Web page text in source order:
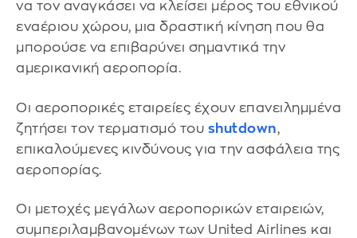
να τον αναγκάσει να κλείσει μέρος του εθνικού
εναέριου χώρου, μια δραστική κίνηση που θα
μπορούσε να επιβαρύνει σημαντικά την
αμερικανική αεροπορία.
Οι αεροπορικές εταιρείες έχουν επανειλημμένα
ζητήσει τον τερματισμό του shutdown,
επικαλούμενες κινδύνους για την ασφάλεια της
αεροπορίας.
Οι μετοχές μεγάλων αεροπορικών εταιρειών,
συμπεριλαμβανομένων των United Airlines και